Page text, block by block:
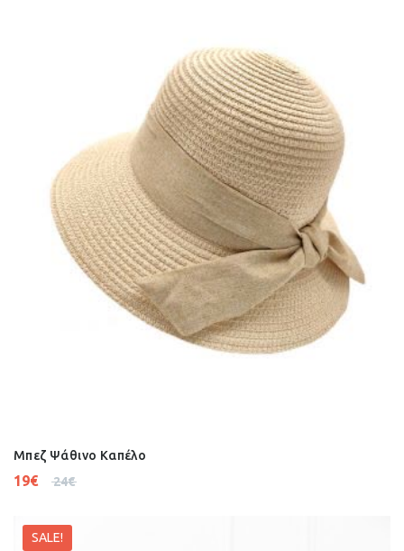
Μπεζ Ψάθινο Καπέλο
24€
19€
SALE!